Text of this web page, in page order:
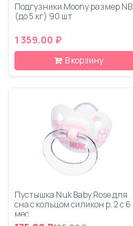
Подгузники Moony размер NB
(до 5 кг) 90 шт
1 359.00 ₽
В корзину
Пустышка Nuk Baby Rose для
сна с кольцом силикон р. 2 с 6
мес.